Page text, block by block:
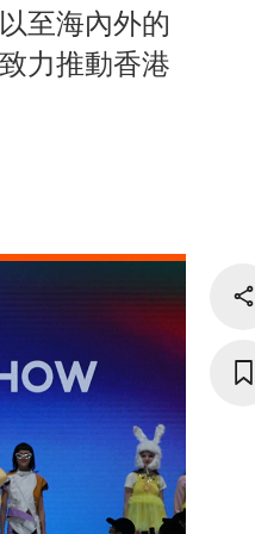
至海內外的
力推動香港